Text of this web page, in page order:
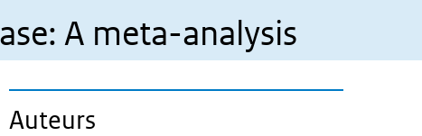
A meta-analysis
Auteurs